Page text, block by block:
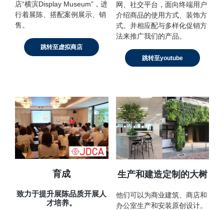
店“横滨Display Museum”，进
行着展陈、搭配案例展示、销
售。
跳转至虚拟商店
网、社交平台，面向终端用户
介绍商品的使用方式、装饰方
式。并相应配与多样化促销方
法来推广我们的产品。
跳转至youtube
育成
致力于提升展陈品质开展人
才培养。
生产和建造定制的大树
他们可以为商业建筑、商店和
办公室生产和安装原创设计。